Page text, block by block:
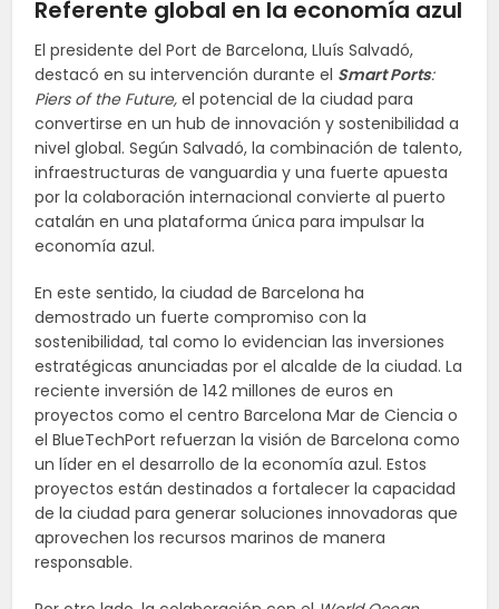
Referente global en la economía azul
El presidente del Port de Barcelona, Lluís Salvadó,
destacó en su intervención durante el Smart Ports:
Piers of the Future, el potencial de la ciudad para
convertirse en un hub de innovación y sostenibilidad a
nivel global. Según Salvadó, la combinación de talento,
infraestructuras de vanguardia y una fuerte apuesta
por la colaboración internacional convierte al puerto
catalán en una plataforma única para impulsar la
economía azul.
En este sentido, la ciudad de Barcelona ha
demostrado un fuerte compromiso con la
sostenibilidad, tal como lo evidencian las inversiones
estratégicas anunciadas por el alcalde de la ciudad. La
reciente inversión de 142 millones de euros en
proyectos como el centro Barcelona Mar de Ciencia o
el BlueTechPort refuerzan la visión de Barcelona como
un líder en el desarrollo de la economía azul. Estos
proyectos están destinados a fortalecer la capacidad
de la ciudad para generar soluciones innovadoras que
aprovechen los recursos marinos de manera
responsable.